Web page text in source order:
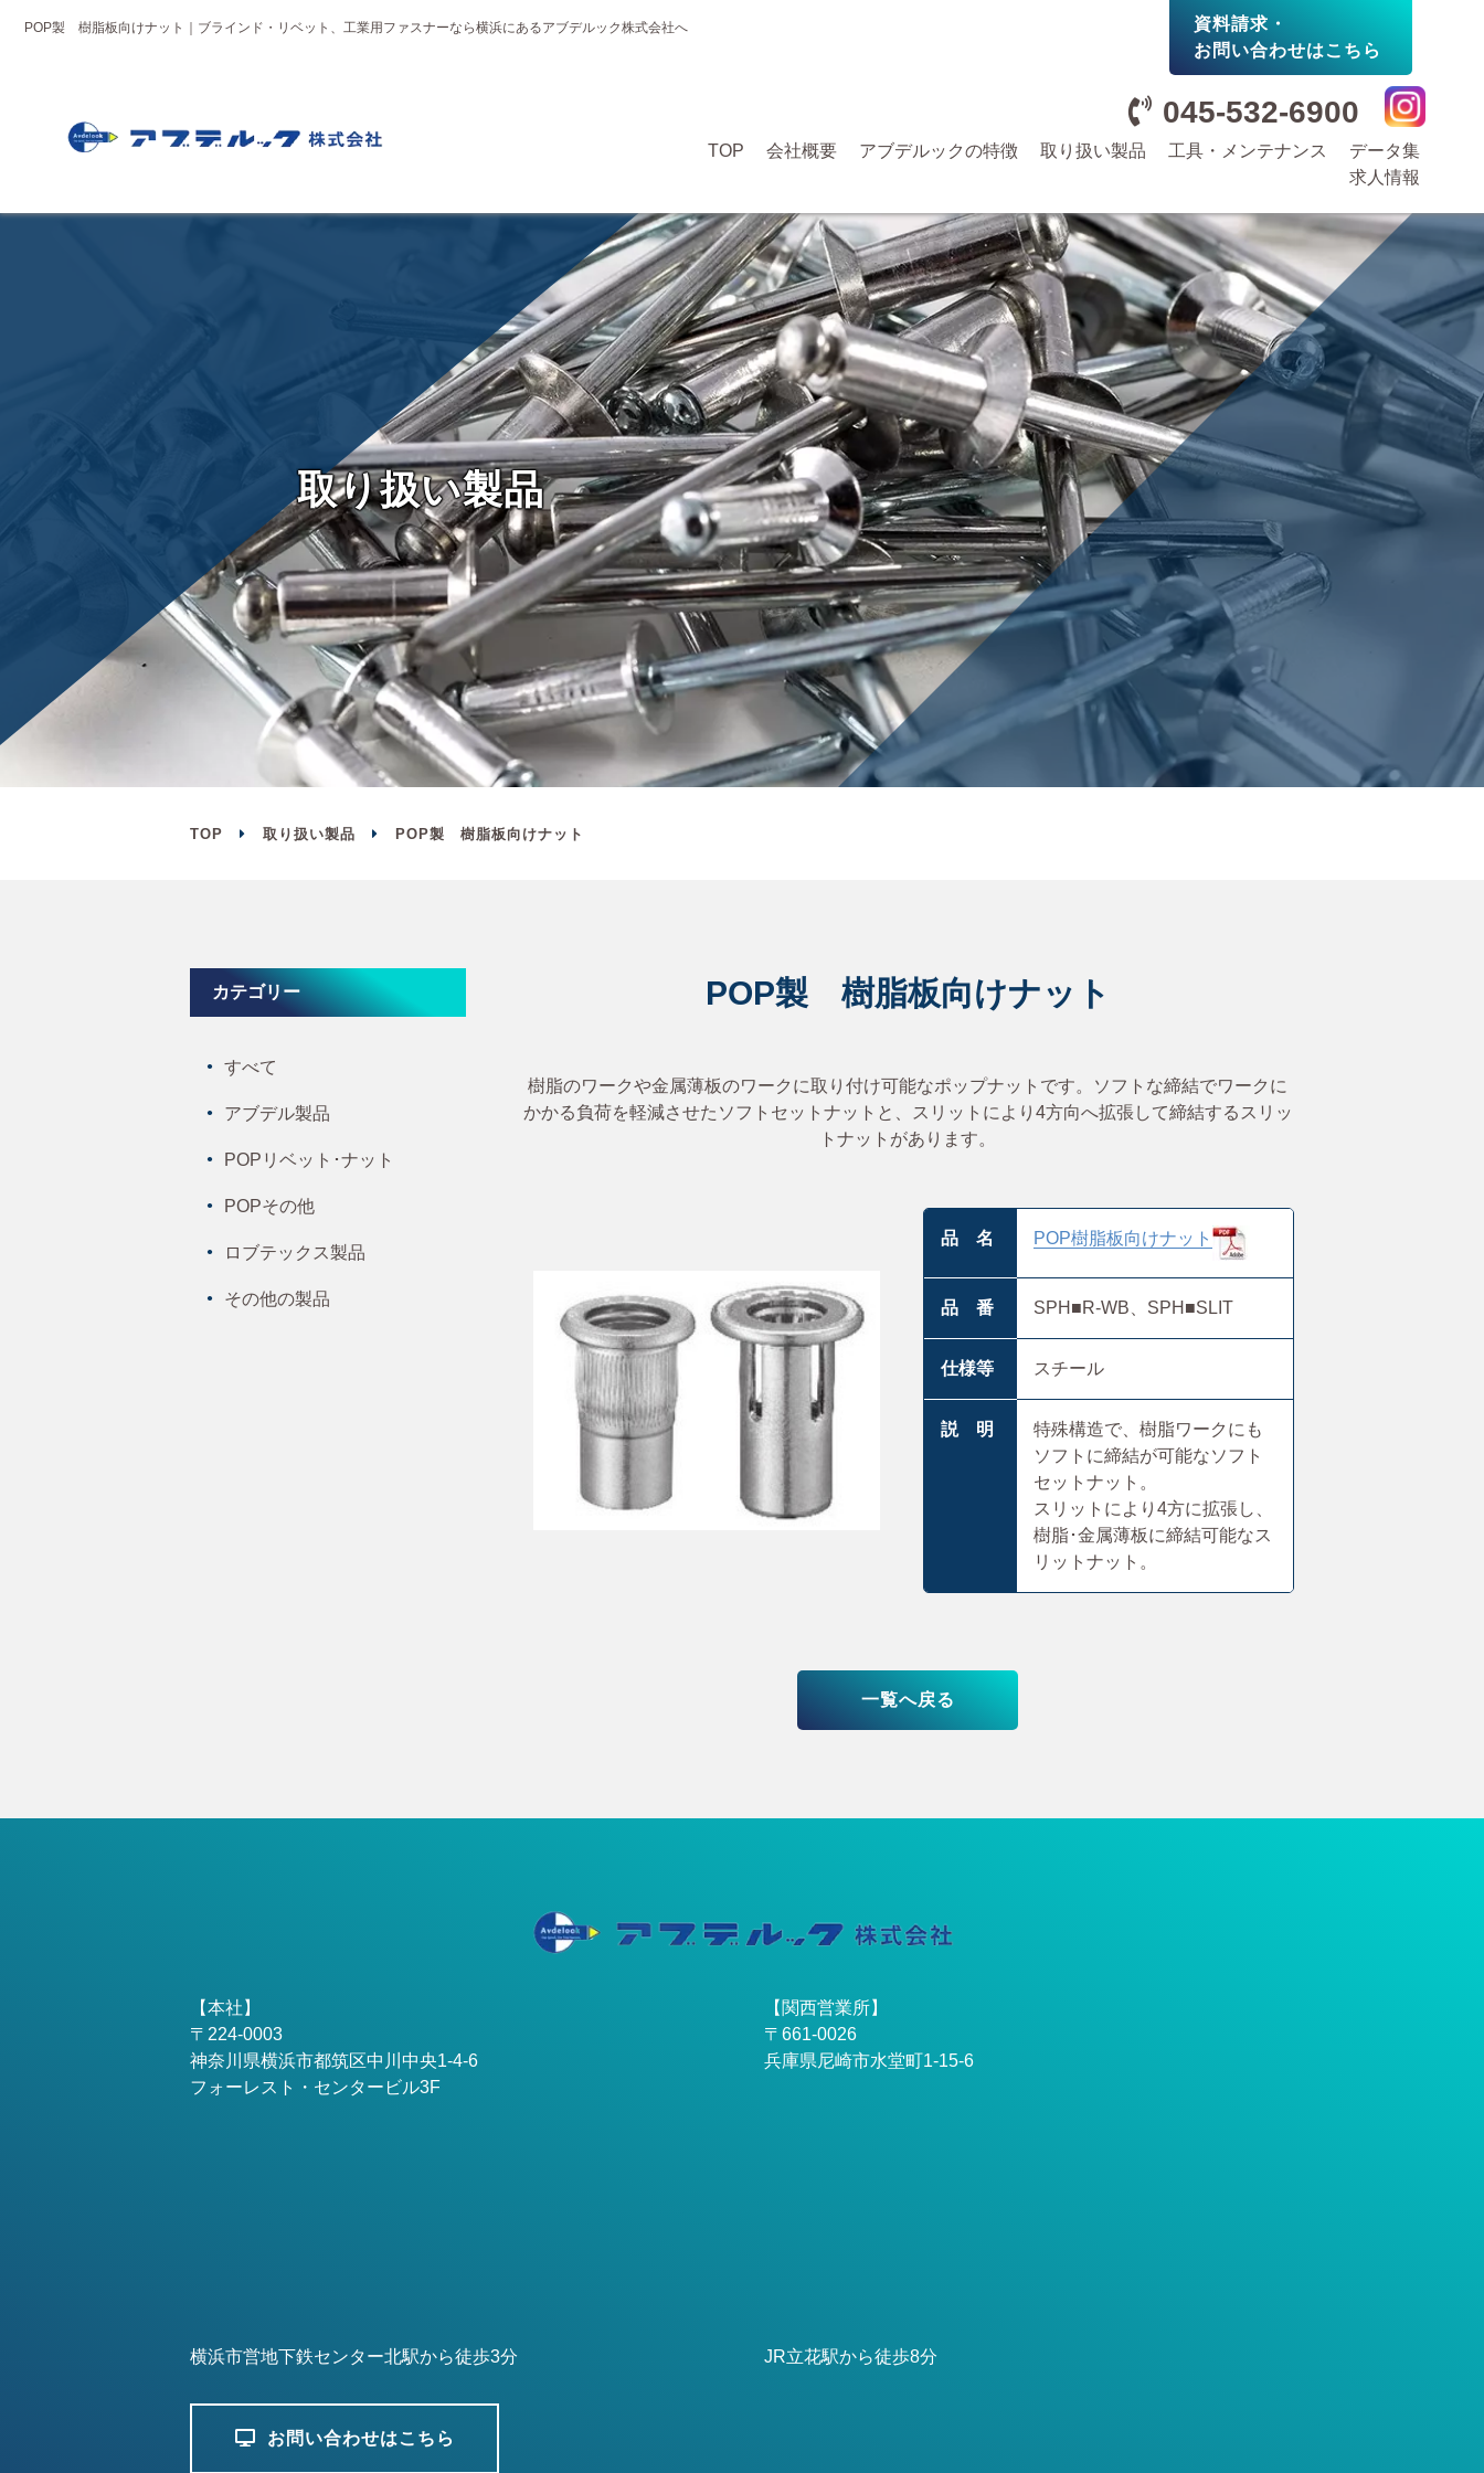
POP製 樹脂板向けナット｜ブラインド・リベット、工業用ファスナーなら横浜にあるアブデルック株式会社へ
資料請求・
お問い合わせはこちら
045-532-6900
TOP 会社概要 アブデルックの特徴 取り扱い製品 工具・メンテナンス
データ集
求人情報
取り扱い製品
TOP 取り扱い製品 POP製 樹脂板向けナット
POP製 樹脂板向けナッ ト
樹脂のワークや金属薄板のワークに取り付け可能なポップナットです。ソフトな締結でワークに
かかる負荷を軽減させたソフトセットナットと、スリットにより4方向へ拡張して締結するスリッ
トナットがあります。
品 名 POP樹脂板向けナット
品 番 SPH■R-WB、SPH■SLIT
仕様等 スチール
説 明
特殊構造で、樹脂ワークにも
ソフトに締結が可能なソフト
セットナット。
スリットにより4方に拡張し、
樹脂･金属薄板に締結可能なス
リットナット。
一覧へ戻る
カテゴリー
すべて
アブデル製品
POPリベット･ナット
POPその他
ロブテックス製品
その他の製品
【本社】
〒224-0003
神奈川県横浜市都筑区中川中央1-4-6
フォーレスト・センタービル3F
横浜市営地下鉄センター北駅から徒歩3分
【関西営業所】
〒661-0026
兵庫県尼崎市水堂町1-15-6
JR立花駅から徒歩8分
お問い合わせはこちら